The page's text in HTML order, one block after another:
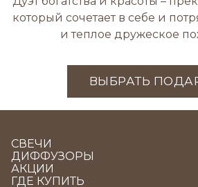
который сочетает в себе и
и теплое дружеское
ВЫБРАТЬ
СВЕЧИ
ДИФФУЗОРЫ
АКЦИИ
ГДЕ КУПИТЬ